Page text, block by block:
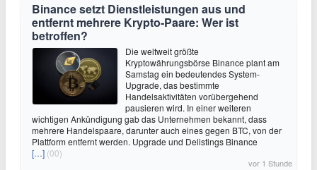
Binance setzt Dienstleistungen aus und
entfernt mehrere Krypto-Paare: Wer ist
betroffen?
Die weltweit größte
Kryptowährungsbörse Binance plant am
Samstag ein bedeutendes System-
Upgrade, das bestimmte
Handelsaktivitäten vorübergehend
pausieren wird. In einer weiteren
wichtigen Ankündigung gab das Unternehmen bekannt, dass
mehrere Handelspaare, darunter auch eines gegen BTC, von der
Plattform entfernt werden. Upgrade und Delistings Binance
[…] (00)
vor 1 Stunde